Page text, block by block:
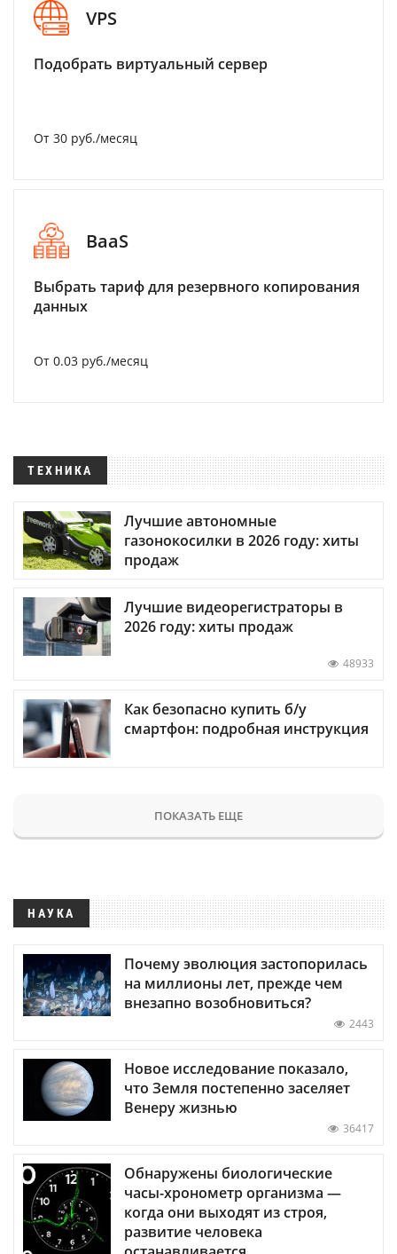
VPS
Подобрать виртуальный сервер
От 30 руб./месяц
BaaS
Выбрать тариф для резервного копирования
данных
От 0.03 руб./месяц
ТЕХНИКА
Лучшие автономные
газонокосилки в 2026 году: хиты
продаж
Лучшие видеорегистраторы в
2026 году: хиты продаж
48933
Как безопасно купить б/у
смартфон: подробная инструкция
ПОКАЗАТЬ ЕЩЕ
НАУКА
Почему эволюция застопорилась
на миллионы лет, прежде чем
внезапно возобновиться?
2443
Новое исследование показало,
что Земля постепенно заселяет
Венеру жизнью
36417
Обнаружены биологические
часы-хронометр организма —
когда они выходят из строя,
развитие человека